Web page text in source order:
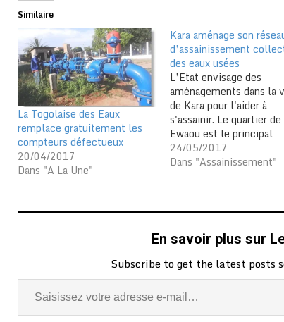
Similaire
La Togolaise des Eaux
remplace gratuitement les
compteurs défectueux
20/04/2017
Dans "A La Une"
Kara aménage son
d’assainissement
des eaux usées
L’Etat envisage des
aménagements dans la
de Kara pour l'aider à
s'assainir. Le quartier de
Ewaou est le principal
bénéficiaire de
mairie de Kara a reçu des
de l’Elevage et de
l’Hydraulique pour
l’assainissement de la…
24/05/2017
Dans "Assainissement"
En savoir plus sur
Subscribe to get the latest posts